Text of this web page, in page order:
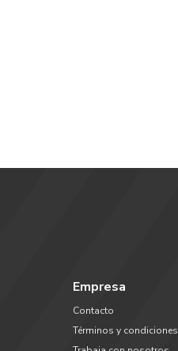
Empresa
Contacto
Términos y condiciones